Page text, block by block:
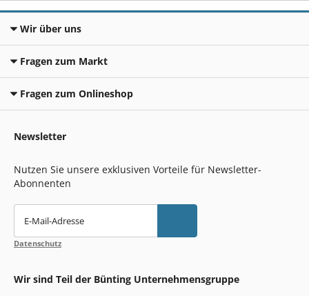
Wir über uns
Fragen zum Markt
Fragen zum Onlineshop
Newsletter
Nutzen Sie unsere exklusiven Vorteile für Newsletter-
Abonnenten
E-Mail-Adresse
Datenschutz
Wir sind Teil der Bünting Unternehmensgruppe